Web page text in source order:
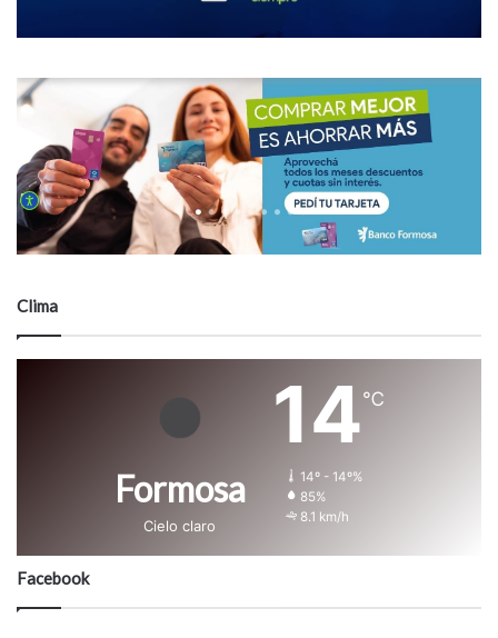
Clima
Formosa
Cielo claro
14℃
14º - 14º%
85%
8.1 km/h
Facebook